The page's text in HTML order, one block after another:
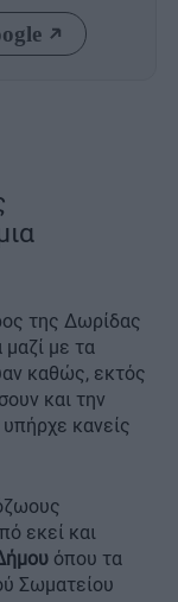
της Δωρίδας
με τα
καθώς, εκτός
και την
κανείς
εκεί και
όπου τα
Σωματείου